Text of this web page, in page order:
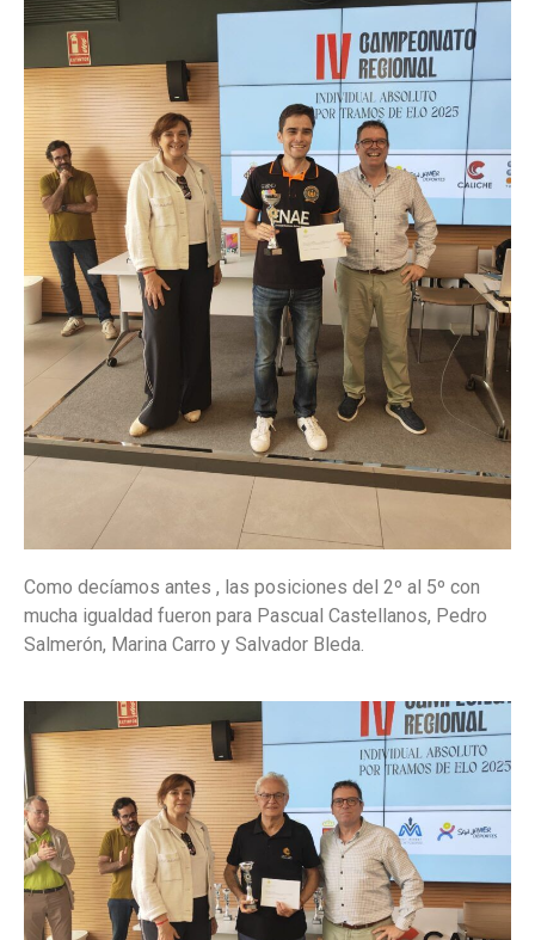
Como decíamos antes , las posiciones del 2º al 5º con
mucha igualdad fueron para Pascual Castellanos, Pedro
Salmerón, Marina Carro y Salvador Bleda.